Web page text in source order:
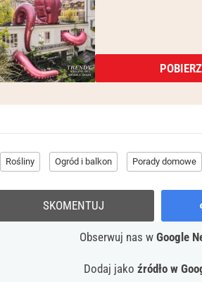
Rośliny Ogród i balkon Porady domowe
Obserwuj nas w Google
Dodaj jako źródło w
SKOMENTUJ